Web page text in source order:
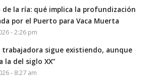
de la ría: qué implica la profundización
por el Puerto para Vaca Muerta
- 2:26 pm
trabajadora sigue existiendo, aunque
la del siglo XX”
- 8:27 am